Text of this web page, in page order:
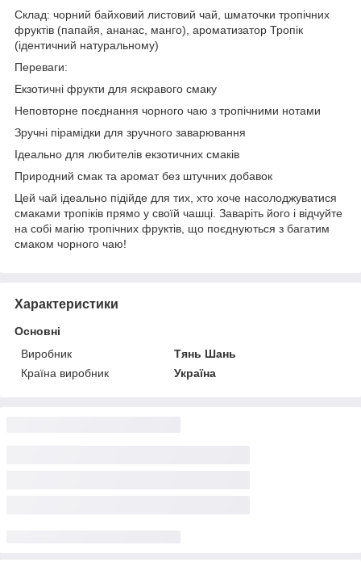
Склад: чорний байховий листовий чай, шматочки тропічних
фруктів (папайя, ананас, манго), ароматизатор Тропік
(ідентичний натуральному)
Переваги:
Екзотичні фрукти для яскравого смаку
Неповторне поєднання чорного чаю з тропічними нотами
Зручні пірамідки для зручного заварювання
Ідеально для любителів екзотичних смаків
Природний смак та аромат без штучних добавок
Цей чай ідеально підійде для тих, хто хоче насолоджуватися
смаками тропіків прямо у своїй чашці. Заваріть його і відчуйте
на собі магію тропічних фруктів, що поєднуються з багатим
смаком чорного чаю!
Характеристики
Основні
Виробник
Тянь Шань
Країна виробник
Україна